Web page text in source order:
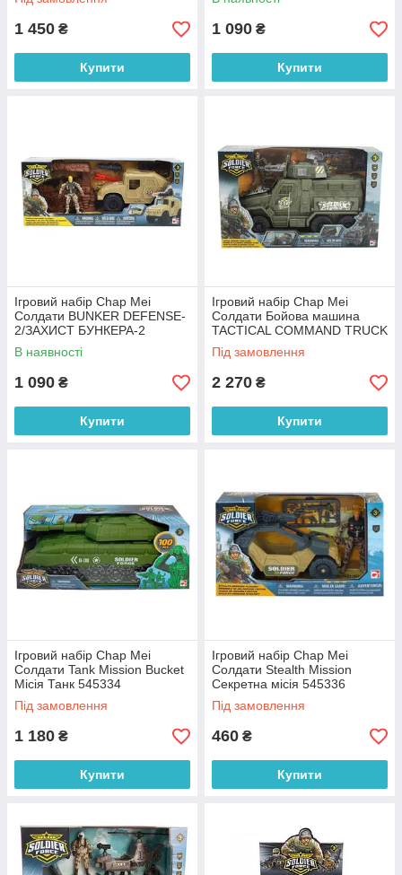
1 450 ₴
Купити
1 090 ₴
Купити
Ігровий набір Chap Mei
Солдати BUNKER DEFENSE-
2/ЗАХИСТ БУНКЕРА-2
545314
В наявності
1 090 ₴
Купити
Ігровий набір Chap Mei
Солдати Бойова машина
TACTICAL COMMAND TRUCK
PLAYSET 545121
Під замовлення
2 270 ₴
Купити
Ігровий набір Chap Mei
Солдати Tank Mission Bucket
Місія Танк 545334
Під замовлення
1 180 ₴
Купити
Ігровий набір Chap Mei
Солдати Stealth Mission
Секретна місія 545336
Під замовлення
460 ₴
Купити